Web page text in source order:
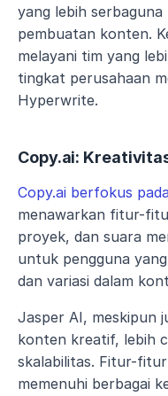
yang lebih
pembuatan konten.
melayani tim yang
tingkat perusahaan
Hyperwrite.
Copy.ai:
Copy.ai berfokus
menawarkan fitur-
proyek, dan suara
untuk pengguna
dan variasi dalam
Jasper AI, meskipun
konten kreatif, lebih
skalabilitas. Fitur-
memenuhi berbagai